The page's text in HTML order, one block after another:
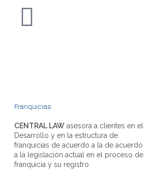
Franquicias
CENTRAL LAW asesora a clientes en el
Desarrollo y en la estructura de
franquicias de acuerdo a la de acuerdo
a la legislación actual en el proceso de
franquicia y su registro